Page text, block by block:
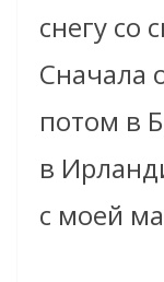
снегу со
Сначала
потом в
в
с моей